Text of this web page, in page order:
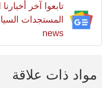
تابعوا آخر
news
مواد ذات علاقة